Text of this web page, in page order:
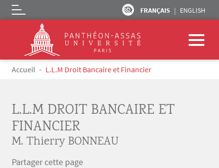
Aller au contenu principal
FRANÇAIS ENGLISH
Logo
Fil d'Ariane
Accueil L.L.M Droit Bancaire et Financier
L.L.M DROIT BANCAIRE ET
FINANCIER
M. Thierry BONNEAU
Partager cette page